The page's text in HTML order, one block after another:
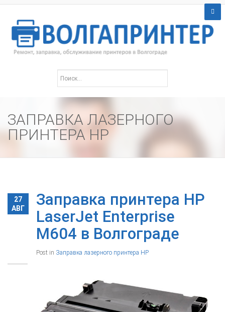
ЗАПРАВКА ЛАЗЕРНОГО
ПРИНТЕРА HP
27
АВГ
Заправка принтера HP
LaserJet Enterprise
M604 в Волгограде
Post in Заправка лазерного принтера HP